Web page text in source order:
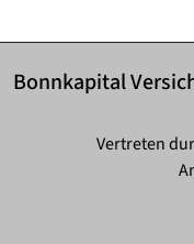
Bonnkapital
Vertreten